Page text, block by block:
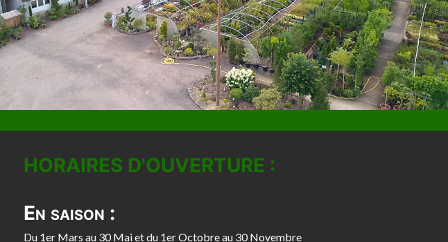
HORAIRES D'OUVERTURE :
En saison :
Du 1er Mars au 30 Mai et du 1er Octobre au 30 Novembre